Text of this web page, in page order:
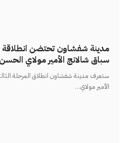
مدينة شفشاون تحتضن انطلاقة
سباق شالانج الأمير مولاي
ستعرف مدينة شفشاون انطلاق المرحلة
الأمير مولاي…